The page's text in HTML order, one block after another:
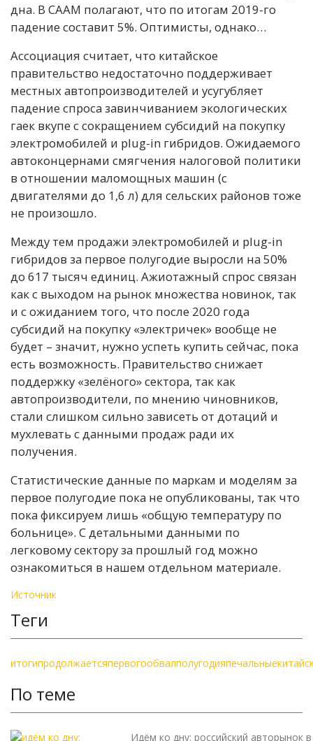
дна. В CAAM полагают, что по итогам 2019-го
падение составит 5%. Оптимисты, однако…
Ассоциация считает, что китайское
правительство недостаточно поддерживает
местных автопроизводителей и усугубляет
падение спроса завинчиванием экологических
гаек вкупе с сокращением субсидий на покупку
электромобилей и plug-in гибридов. Ожидаемого
автоконцернами смягчения налоговой политики
в отношении маломощных машин (с
двигателями до 1,6 л) для сельских районов тоже
не произошло.
Между тем продажи электромобилей и plug-in
гибридов за первое полугодие выросли на 50%
до 617 тысяч единиц. Ажиотажный спрос связан
как с выходом на рынок множества новинок, так
и с ожиданием того, что после 2020 года
субсидий на покупку «электричек» вообще не
будет – значит, нужно успеть купить сейчас, пока
есть возможность. Правительство снижает
поддержку «зелёного» сектора, так как
автопроизводители, по мнению чиновников,
стали слишком сильно зависеть от дотаций и
мухлевать с данными продаж ради их
получения.
Статистические данные по маркам и моделям за
первое полугодие пока не опубликованы, так что
пока фиксируем лишь «общую температуру по
больнице». С детальными данными по
легковому сектору за прошлый год можно
ознакомиться в нашем отдельном материале.
Источник
Теги
итогипродолжаетсяпервогообвалполугодияпечальные
По теме
Идём ко дну: российский авторынок в